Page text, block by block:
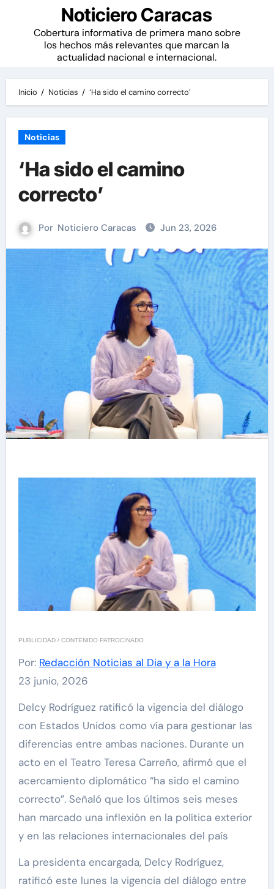
Noticiero Caracas
Cobertura informativa de primera mano sobre
los hechos más relevantes que marcan la
actualidad nacional e internacional.
Inicio Noticias ‘Ha sido el camino correcto’
Noticias
‘Ha sido el camino
correcto’
Por Noticiero Caracas Jun 23, 2026
PUBLICIDAD / CONTENIDO PATROCINADO
Por: Redacción Noticias al Dia y a la Hora
23 junio, 2026
Delcy Rodríguez ratificó la vigencia del diálogo
con Estados Unidos como vía para gestionar las
diferencias entre ambas naciones. Durante un
acto en el Teatro Teresa Carreño, afirmó que el
acercamiento diplomático “ha sido el camino
correcto”. Señaló que los últimos seis meses
han marcado una inflexión en la política exterior
y en las relaciones internacionales del país
La presidenta encargada, Delcy Rodríguez,
ratificó este lunes la vigencia del diálogo entre